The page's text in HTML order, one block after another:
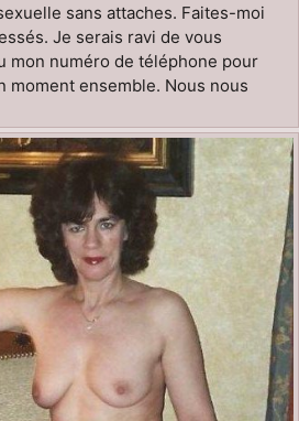
sans attaches. Faites-moi
Je serais ravi de vous
mon numéro de téléphone pour
moment ensemble. Nous nous